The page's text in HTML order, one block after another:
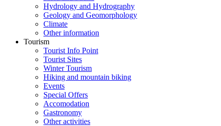
Hydrology and Hydrography
Geology and Geomorphology
Climate
Other information
Tourism
Tourist Info Point
Tourist Sites
Winter Tourism
Hiking and mountain biking
Events
Special Offers
Accomodation
Gastronomy
Other activities